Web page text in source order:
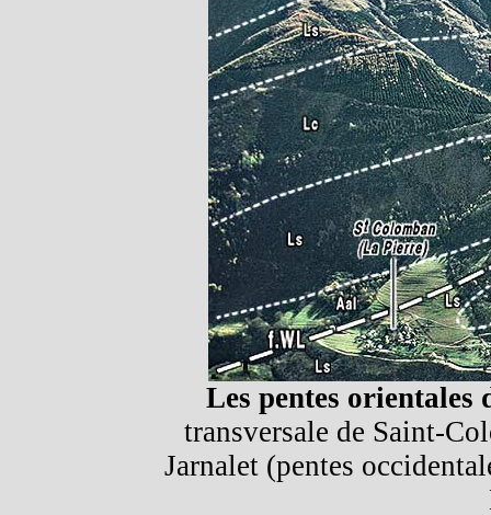
Les pentes orientales
transversale de Saint-
Jarnalet (pentes